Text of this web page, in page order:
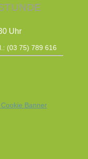
Uhr
(03 75) 789 616
Banner